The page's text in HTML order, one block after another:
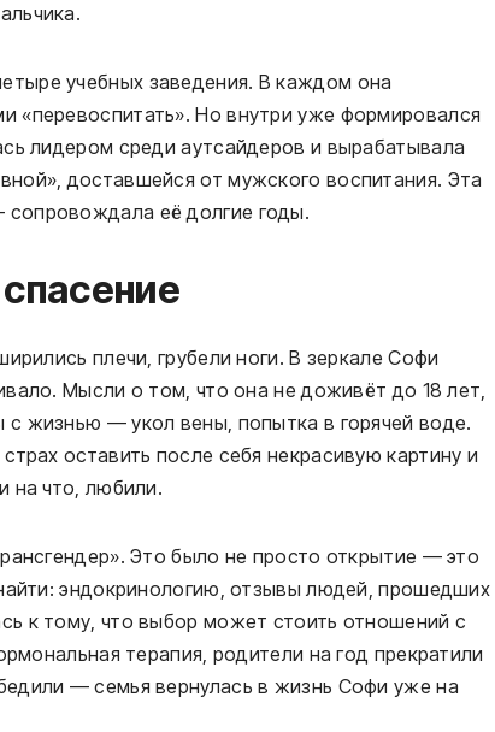
учебных заведения. В каждом она
«перевоспитать». Но внутри уже формировался
лидером среди аутсайдеров и вырабатывала
доставшейся от мужского воспитания. Эта
её долгие годы.
плечи, грубели ноги. В зеркале Софи
Мысли о том, что она не доживёт до 18 лет,
жизнью — укол вены, попытка в горячей воде.
оставить после себя некрасивую картину и
на что, любили.
Это было не просто открытие — это
эндокринологию, отзывы людей, прошедших
к тому, что выбор может стоить отношений с
терапия, родители на год прекратили
— семья вернулась в жизнь Софи уже на